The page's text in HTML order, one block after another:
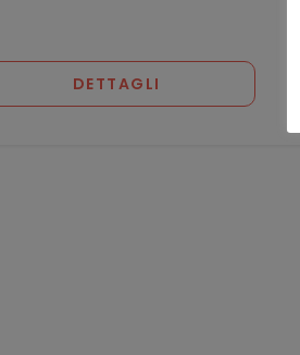
DETTAGLI